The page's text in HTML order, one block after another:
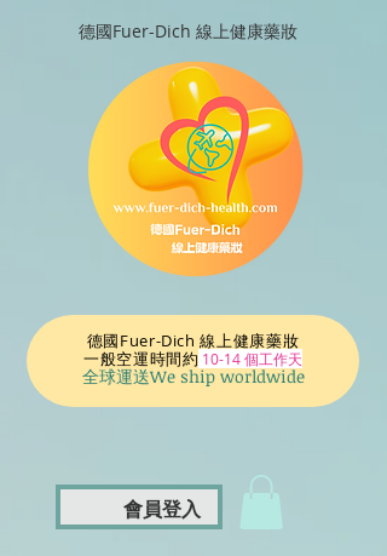
德國Fuer-Dich 線上健康藥妝
德國Fuer-Dich 線上健康藥妝
一般空運時間約 10-14 個工作天
全球運送We ship worldwide
會員登入